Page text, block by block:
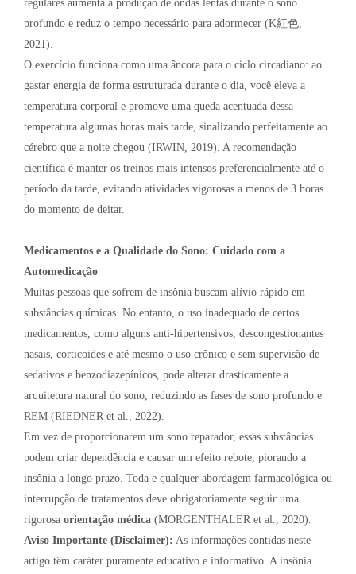
regulares aumenta a produção de ondas lentas durante o sono
profundo e reduz o tempo necessário para adormecer (K紅色,
2021).
O exercício funciona como uma âncora para o ciclo circadiano: ao
gastar energia de forma estruturada durante o dia, você eleva a
temperatura corporal e promove uma queda acentuada dessa
temperatura algumas horas mais tarde, sinalizando perfeitamente ao
cérebro que a noite chegou (IRWIN, 2019). A recomendação
científica é manter os treinos mais intensos preferencialmente até o
período da tarde, evitando atividades vigorosas a menos de 3 horas
do momento de deitar.
Medicamentos e a Qualidade do Sono: Cuidado com a
Automedicação
Muitas pessoas que sofrem de insônia buscam alívio rápido em
substâncias químicas. No entanto, o uso inadequado de certos
medicamentos, como alguns anti-hipertensivos, descongestionantes
nasais, corticoides e até mesmo o uso crônico e sem supervisão de
sedativos e benzodiazepínicos, pode alterar drasticamente a
arquitetura natural do sono, reduzindo as fases de sono profundo e
REM (RIEDNER et al., 2022).
Em vez de proporcionarem um sono reparador, essas substâncias
podem criar dependência e causar um efeito rebote, piorando a
insônia a longo prazo. Toda e qualquer abordagem farmacológica ou
interrupção de tratamentos deve obrigatoriamente seguir uma
rigorosa orientação médica (MORGENTHALER et al., 2020).
Aviso Importante (Disclaimer): As informações contidas neste
artigo têm caráter puramente educativo e informativo. A insônia